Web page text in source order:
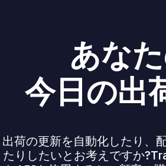
あな
今日の出
出荷の更新を自動化したり、
たりしたいとお考えですか